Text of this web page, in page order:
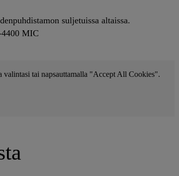
suljetuissa altaissa.
MIC
valintasi tai napsauttamalla "Accept All Cookies".